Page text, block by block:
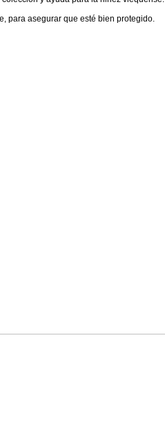
para asegurar que esté bien protegido.